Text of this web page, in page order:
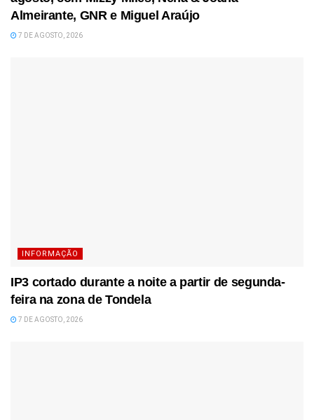
Almeirante, GNR e Miguel Araújo
7 DE AGOSTO, 2026
INFORMAÇÃO
IP3 cortado durante a noite a partir de segunda-
feira na zona de Tondela
7 DE AGOSTO, 2026